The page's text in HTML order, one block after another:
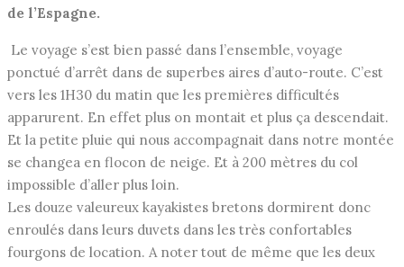
de l’Espagne.
Le voyage s’est bien passé dans l’ensemble, voyage
ponctué d’arrêt dans de superbes aires d’auto-route. C’est
vers les 1H30 du matin que les premières difficultés
apparurent. En effet plus on montait et plus ça descendait.
Et la petite pluie qui nous accompagnait dans notre montée
se changea en flocon de neige. Et à 200 mètres du col
impossible d’aller plus loin.
Les douze valeureux kayakistes bretons dormirent donc
enroulés dans leurs duvets dans les très confortables
fourgons de location. A noter tout de même que les deux